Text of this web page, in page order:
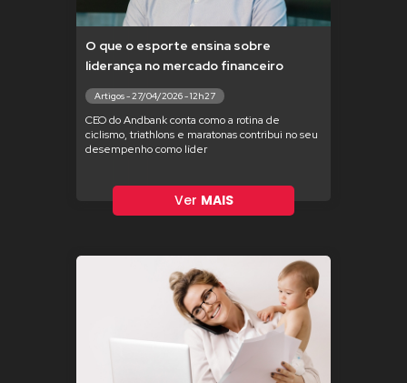
O que o esporte ensina sobre
liderança no mercado financeiro
Artigos - 27/04/2026 - 12h27
CEO do Andbank conta como a rotina de
ciclismo, triathlons e maratonas contribui no seu
desempenho como líder
Ver MAIS